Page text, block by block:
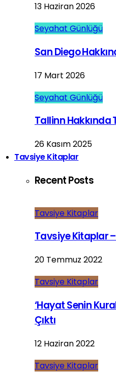
13 Haziran 2026
Seyahat Günlüğü
San Diego
17 Mart 2026
Seyahat Günlüğü
Tallinn Hakkında
26 Kasım 2025
Tavsiye Kitaplar
Recent Posts
Tavsiye Kitaplar
Tavsiye Kitaplar
20 Temmuz 2022
Tavsiye Kitaplar
‘Hayat Senin
Çıktı
12 Haziran 2022
Tavsiye Kitaplar